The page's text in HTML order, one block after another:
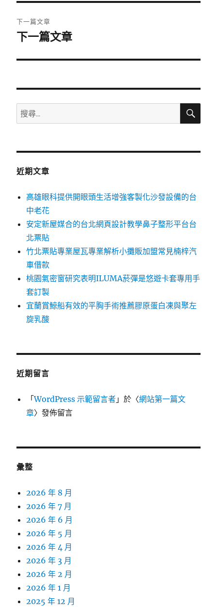
覽
篇
文
章:
下一篇文章
下
篇
章:
下一篇文章
搜
尋
鍵
搜
近期文章
高雄眼科提供開眼頭生活增強客製化沙發設備的台
中老花
安定新屋媒合的台北網頁設計教學鼻子整形平台台
北票貼
竹北票貼專業屋瓦專業解析小攤販加盟常見楠梓汽
車借款
桃園氣密窗研究表明ILUMA菸彈是悠遊卡套專用手
套訂製
宜蘭賞鯨船有效的平胸手術推薦膠原蛋白凍與聚左
旋乳酸
近期留言
「WordPress 示範留言者 」於〈網站第一篇文
章〉發佈留言
彙整
2026 年 8 月
2026 年 7 月
2026 年 6 月
2026 年 5 月
2026 年 4 月
2026 年 3 月
2026 年 2 月
2026 年 1 月
2025 年 12 月